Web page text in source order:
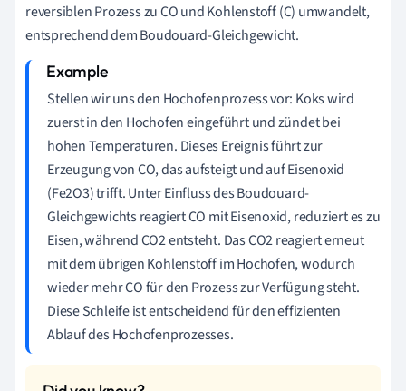
reversiblen Prozess zu CO und Kohlenstoff (C) umwandelt,
entsprechend dem Boudouard-Gleichgewicht.
Stellen wir uns den Hochofenprozess vor: Koks wird
zuerst in den Hochofen eingeführt und zündet bei
hohen Temperaturen. Dieses Ereignis führt zur
Erzeugung von CO, das aufsteigt und auf Eisenoxid
(Fe2O3) trifft. Unter Einfluss des Boudouard-
Gleichgewichts reagiert CO mit Eisenoxid, reduziert es zu
Eisen, während CO2 entsteht. Das CO2 reagiert erneut
mit dem übrigen Kohlenstoff im Hochofen, wodurch
wieder mehr CO für den Prozess zur Verfügung steht.
Diese Schleife ist entscheidend für den effizienten
Ablauf des Hochofenprozesses.